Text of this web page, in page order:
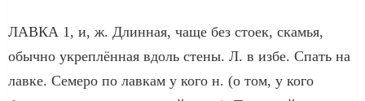
ЛАВКА 1, и, ж. Длинная, чаще без стоек, скамья,
обычно укреплённая вдоль стены. Л. в избе. Спать на
лавке. Семеро по лавкам у кого н. (о том, у кого